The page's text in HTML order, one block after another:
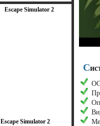
Escape Simulator 2
С